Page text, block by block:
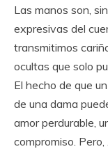
Las manos son,
expresivas del
transmitimos
ocultas que solo
El hecho de que
de una dama
amor perdurable,
compromiso.